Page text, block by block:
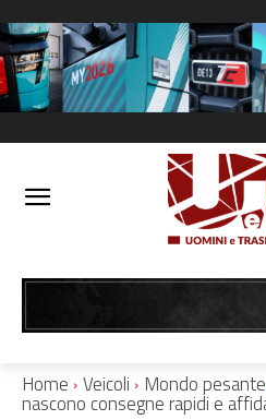
Home Veicoli Mondo pesante
nascono consegne rapidi e